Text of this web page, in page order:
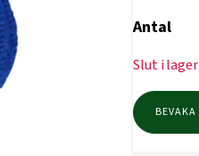
Antal
Slut i lager
BEVAKA